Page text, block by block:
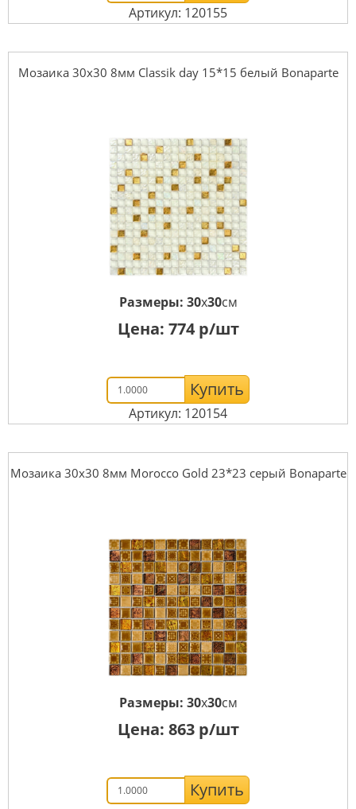
Артикул: 120155
Мозаика 30x30 8мм Classik day 15*15 белый Bonaparte
Размеры: 30x30см
Цена: 774р/шт
Купить
Артикул: 120154
Мозаика 30x30 8мм Morocco Gold 23*23 серый Bonaparte
Размеры: 30x30см
Цена: 863р/шт
Купить